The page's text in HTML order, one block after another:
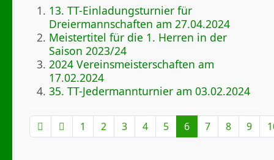
13. TT-Einladungsturnier für
Dreiermannschaften am 27.04.2024
Meistertitel für die 1. Herren in der
Saison 2023/24
2024 Vereinsmeisterschaften am
17.02.2024
35. TT-Jedermannturnier am 03.02.2024
Seite 6 von 21
1 2 3 4 5 6 7 8 9